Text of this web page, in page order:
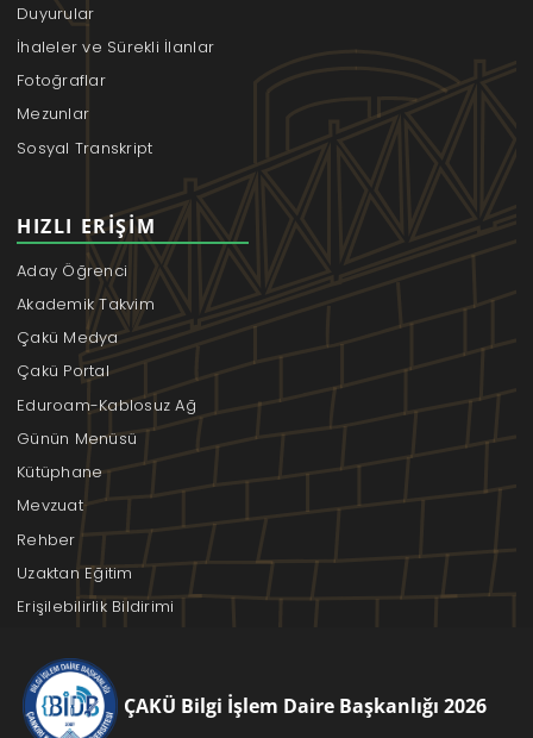
Duyurular
İhaleler ve Sürekli İlanlar
Fotoğraflar
Mezunlar
Sosyal Transkript
HIZLI ERIŞIM
Aday Öğrenci
Akademik Takvim
Çakü Medya
Çakü Portal
Eduroam-Kablosuz Ağ
Günün Menüsü
Kütüphane
Mevzuat
Rehber
Uzaktan Eğitim
Erişilebilirlik Bildirimi
ÇAKÜ Bilgi İşlem Daire Başkanlığı 2026